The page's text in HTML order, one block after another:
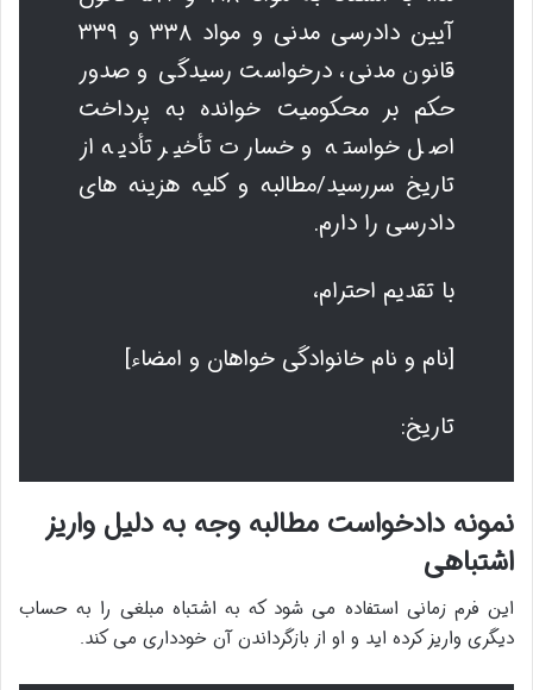
آیین دادرسی مدنی و مواد ۳۳۸ و ۳۳۹
قانون مدنی، درخواست رسیدگی و صدور
حکم بر محکومیت خوانده به پرداخت
اصل خواسته و خسارت تأخیر تأدیه از
تاریخ سررسید/مطالبه و کلیه هزینه های
دادرسی را دارم.
با تقدیم احترام،
[نام و نام خانوادگی خواهان و امضاء]
تاریخ:
نمونه دادخواست مطالبه وجه به دلیل واریز
اشتباهی
این فرم زمانی استفاده می شود که به اشتباه مبلغی را به حساب
دیگری واریز کرده اید و او از بازگرداندن آن خودداری می کند.